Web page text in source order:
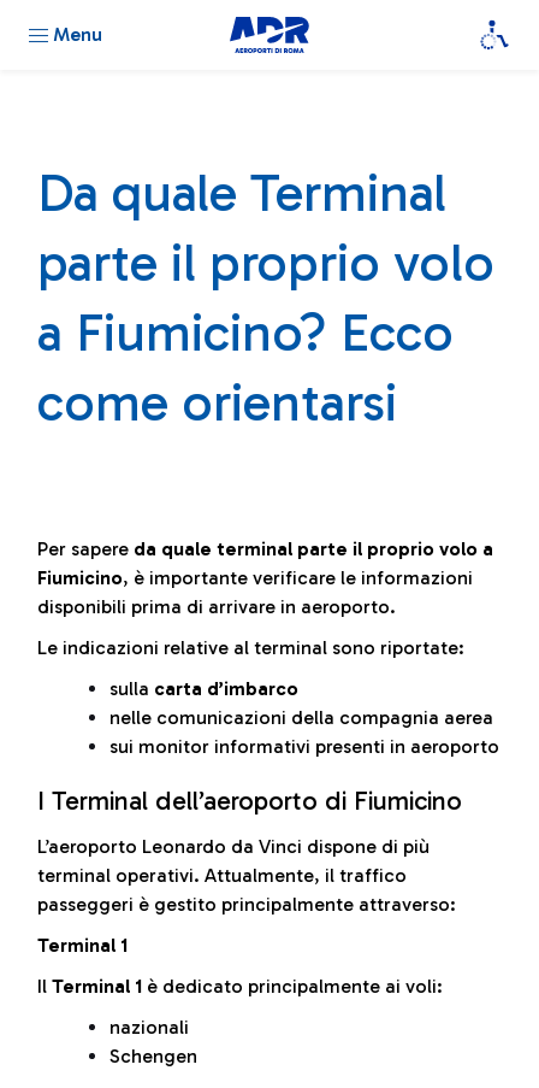
Menu
Da quale Terminal
parte il proprio volo
a Fiumicino? Ecco
come orientarsi
Per sapere da quale terminal parte il proprio volo a
Fiumicino, è importante verificare le informazioni
disponibili prima di arrivare in aeroporto.
Le indicazioni relative al terminal sono riportate:
sulla carta d’imbarco
nelle comunicazioni della compagnia aerea
sui monitor informativi presenti in aeroporto
I Terminal dell’aeroporto di Fiumicino
L’aeroporto Leonardo da Vinci dispone di più
terminal operativi. Attualmente, il traffico
passeggeri è gestito principalmente attraverso:
Terminal 1
Il Terminal 1 è dedicato principalmente ai voli:
nazionali
Schengen